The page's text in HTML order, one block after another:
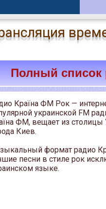
Полный список
Країна ФМ Рок —
украинской FM
ФМ, вещает из столицы
Киев.
формат радио
песни в стиле рок
языке.